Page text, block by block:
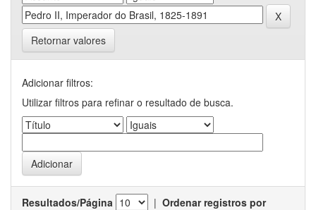
Retornar valores
Adicionar filtros:
Utilizar filtros para refinar o resultado de busca.
Resultados/Página | Ordenar registros por